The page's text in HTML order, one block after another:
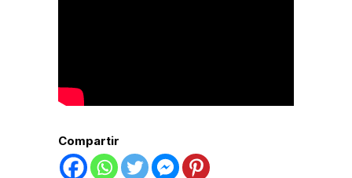
Compartir